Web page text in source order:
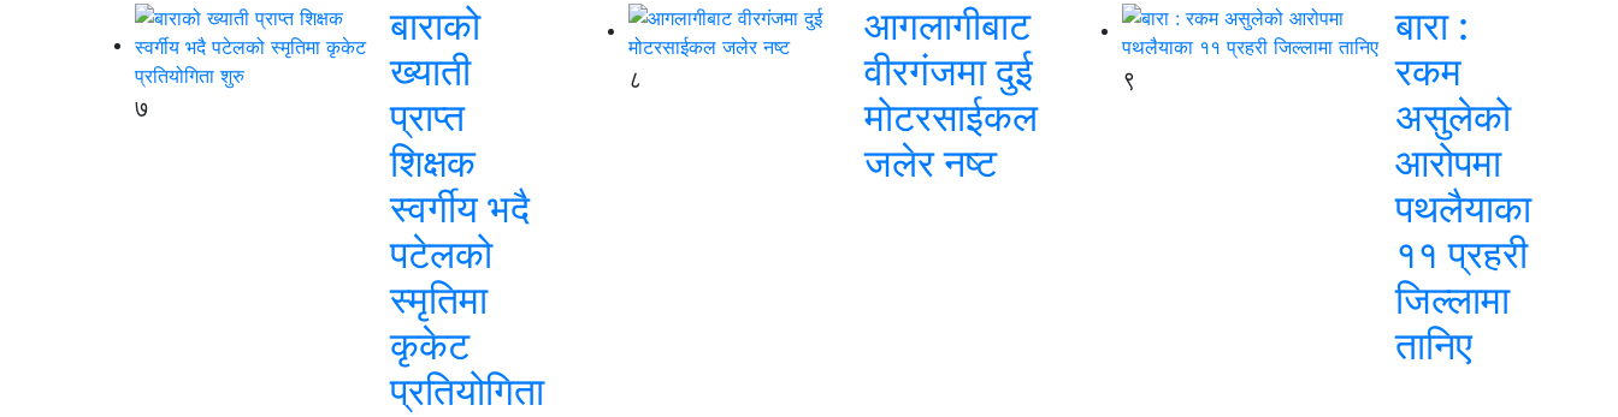
७
बाराको
ख्याती
प्राप्त
शिक्षक
स्वर्गीय भदै
पटेलको
स्मृतिमा
कृकेट
प्रतियोगिता
८
आगलागीबाट
वीरगंजमा दुई
मोटरसाईकल
जलेर नष्ट
९
बारा :
रकम
असुलेको
आरोपमा
पथलैयाका
११ प्रहरी
जिल्लामा
तानिए